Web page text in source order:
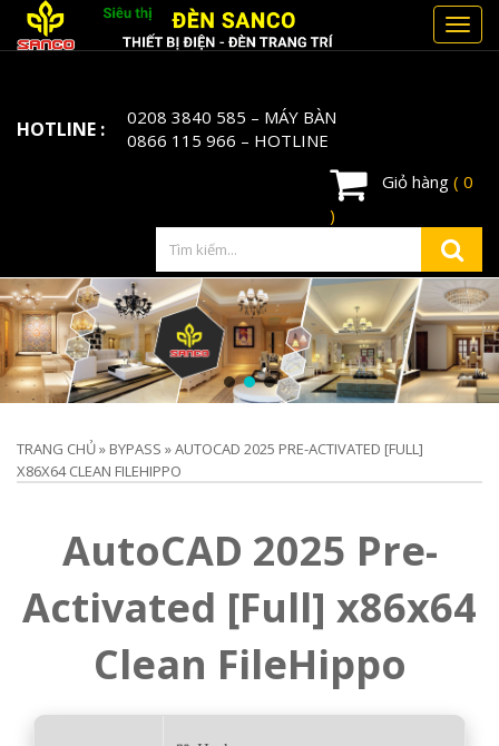
HOTLINE : 0208 3840 585 – MÁY BÀN
0866 115 966 – HOTLINE
Giỏ hàng ( 0
)
TRANG CHỦ» BYPASS »AUTOCAD 2025 PRE-ACTIVATED [FULL]
X86X64 CLEAN FILEHIPPO
AutoCAD 2025 Pre-
Activated [Full] x86x64
Clean FileHippo